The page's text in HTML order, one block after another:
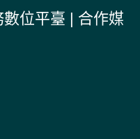
位平臺
合作媒